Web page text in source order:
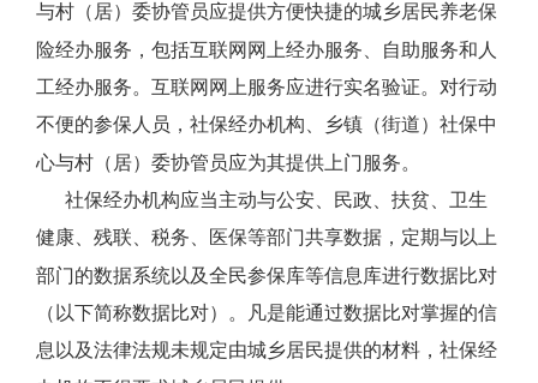
与村（居）委协管员应提供方便快捷的城乡居民养老保
险经办服务，包括互联网网上经办服务、自助服务和人
工经办服务。互联网网上服务应进行实名验证。对行动
不便的参保人员，社保经办机构、乡镇（街道）社保中
心与村（居）委协管员应为其提供上门服务。
社保经办机构应当主动与公安、民政、扶贫、卫生
健康、残联、税务、医保等部门共享数据，定期与以上
部门的数据系统以及全民参保库等信息库进行数据比对
（以下简称数据比对）。凡是能通过数据比对掌握的信
息以及法律法规未规定由城乡居民提供的材料，社保经